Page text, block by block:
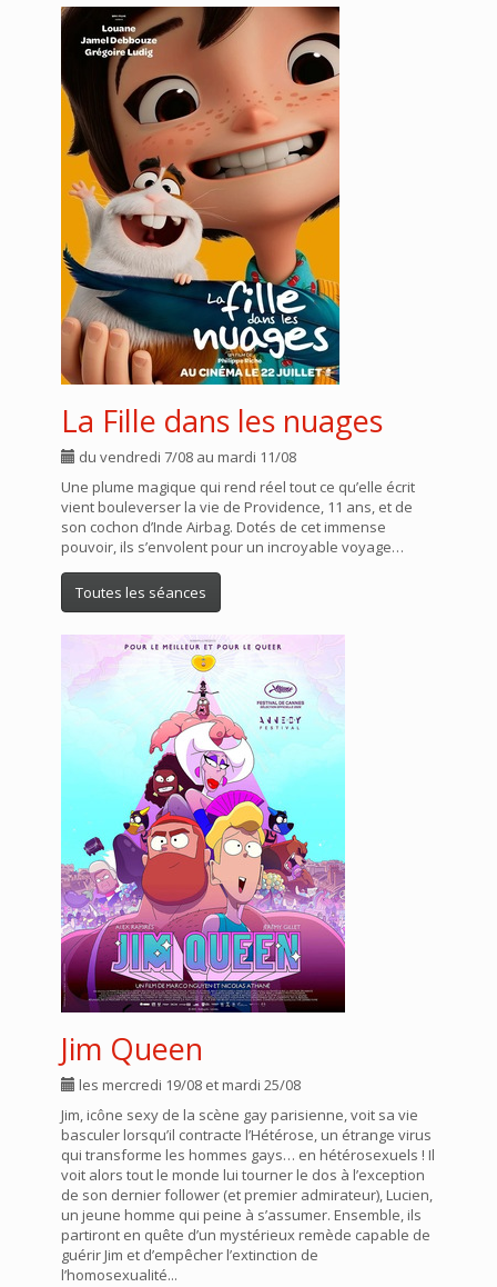
La Fille dans les nuages
du vendredi 7/08 au mardi 11/08
Une plume magique qui rend réel tout ce qu’elle écrit
vient bouleverser la vie de Providence, 11 ans, et de
son cochon d’Inde Airbag. Dotés de cet immense
pouvoir, ils s’envolent pour un incroyable voyage…
Toutes les séances
Jim Queen
les mercredi 19/08 et mardi 25/08
Jim, icône sexy de la scène gay parisienne, voit sa vie
basculer lorsqu’il contracte l’Hétérose, un étrange virus
qui transforme les hommes gays… en hétérosexuels ! Il
voit alors tout le monde lui tourner le dos à l’exception
de son dernier follower (et premier admirateur), Lucien,
un jeune homme qui peine à s’assumer. Ensemble, ils
partiront en quête d’un mystérieux remède capable de
guérir Jim et d’empêcher l’extinction de
l’homosexualité...